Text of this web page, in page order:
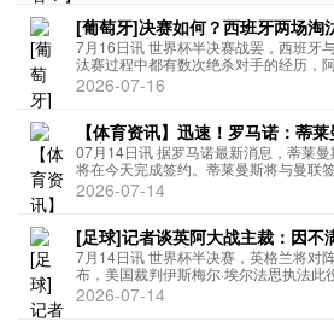
[葡萄牙]决赛如何？西班牙两场淘
在最后时刻制胜
7月16日讯 世界杯半决赛战罢，西班牙
汰赛过程中都有数次绝杀对手的经历，
西班牙淘汰赛两次绝杀对手：1/8决赛1-
进球1/4决赛2-1比利时，梅里诺88分钟进
2026-07-16
【体育资讯】迅速！罗马诺：蒂
天完成签约，5年合同
07月14日讯 据罗马诺最新消息，蒂莱曼
将在今天完成签约。蒂莱曼斯将与曼联
此前报道，曼联花费3500万镑（约合
的解约金条款。29岁的蒂莱曼斯本届世
2026-07-14
[足球]记者谈英阿大战主裁：因不
世界杯决赛四官
7月14日讯 世界杯半决赛，英格兰将对
布，美国裁判伊斯梅尔·埃尔法思执法此
发文，介绍了这位裁判。“英格兰对阿根
埃尔法思的有趣背景故事，伊斯梅尔·埃
2026-07-14